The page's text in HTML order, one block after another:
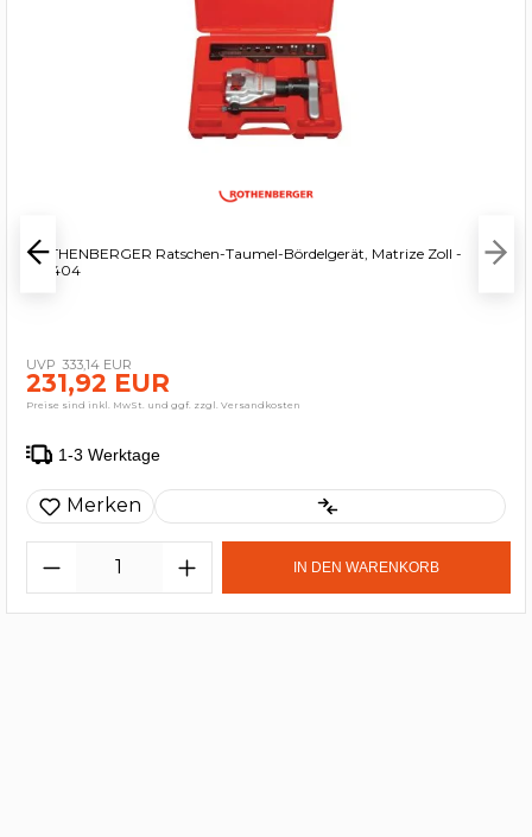
ROTHENBERGER Ratschen-Taumel-Bördelgerät, Matrize Zoll -
222404
333,14 EUR
231,92 EUR
Preise sind inkl. MwSt. und ggf. zzgl. Versandkosten
1-3 Werktage
Merken
IN DEN WARENKORB